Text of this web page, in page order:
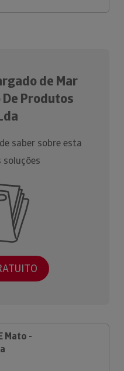
de Mar
De Produtos
saber sobre esta
soluções
Mato -